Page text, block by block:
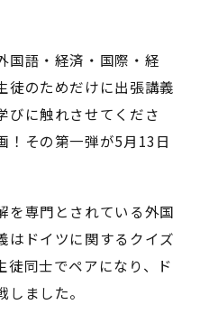
国語・経済・国際・経
徒のためだけに出張講義
びに触れさせてくださ
！その第一弾が5月13日
を専門とされている外国
はドイツに関するクイズ
徒同士でペアになり、ド
ました。